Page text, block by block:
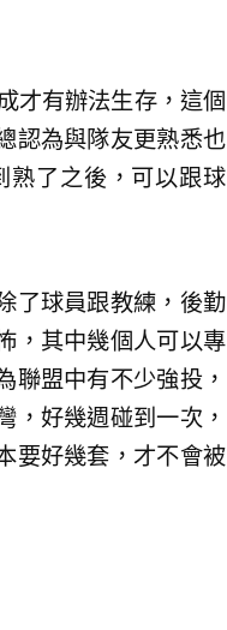
才有辦法生存，這個
認為與隊友更熟悉也
熟了之後，可以跟球
了球員跟教練，後勤
，其中幾個人可以專
聯盟中有不少強投，
，好幾週碰到一次，
要好幾套，才不會被